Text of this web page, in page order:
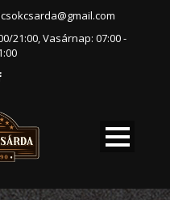
21:00, Vasárnap: 07:00 -